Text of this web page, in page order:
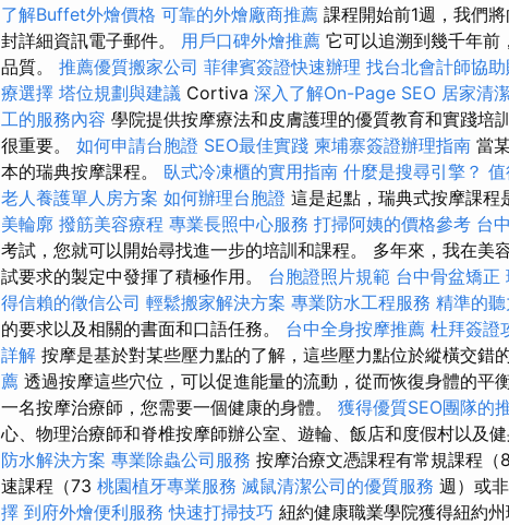
了解Buffet外燴價格 可靠的外燴廠商推薦 課程開始前1週，我們
封詳細資訊電子郵件。 用戶口碑外燴推薦 它可以追溯到幾千年前
品質。 推薦優質搬家公司 菲律賓簽證快速辦理 找台北會計師協
療選擇 塔位規劃與建議 Cortiva 深入了解On-Page SEO 居家清
工的服務內容 學院提供按摩療法和皮膚護理的優質教育和實踐培
很重要。 如何申請台胞證 SEO最佳實踐 柬埔寨簽證辦理指南 當
本的瑞典按摩課程。 臥式冷凍櫃的實用指南 什麼是搜尋引擎？
老人養護單人房方案 如何辦理台胞證 這是起點，瑞典式按摩課程
美輪廓 撥筋美容療程 專業長照中心服務 打掃阿姨的價格參考 台
考試，您就可以開始尋找進一步的培訓和課程。 多年來，我在美
試要求的製定中發揮了積極作用。 台胞證照片規範 台中骨盆矯正
得信賴的徵信公司 輕鬆搬家解決方案 專業防水工程服務 精準的
的要求以及相關的書面和口語任務。 台中全身按摩推薦 杜拜簽證
詳解 按摩是基於對某些壓力點的了解，這些壓力點位於縱橫交錯
薦 透過按摩這些穴位，可以促進能量的流動，從而恢復身體的平
一名按摩治療師，您需要一個健康的身體。 獲得優質SEO團隊的
心、物理治療師和脊椎按摩師辦公室、遊輪、飯店和度假村以及健
防水解決方案 專業除蟲公司服務 按摩治療文憑課程有常規課程（
速課程（73 桃園植牙專業服務 滅鼠清潔公司的優質服務 週）或
擇 到府外燴便利服務 快速打掃技巧 紐約健康職業學院獲得紐約